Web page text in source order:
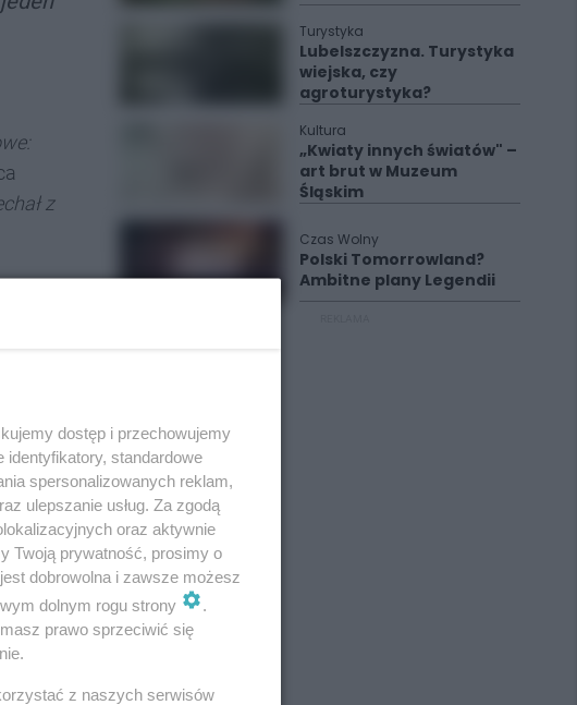
z
Turystyka
Lubelszczyzna. Turystyka
wiejska, czy
agroturystyka?
Kultura
„Kwiaty innych światów" –
art brut w Muzeum
Śląskim
Czas Wolny
Polski Tomorrowland?
Ambitne plany Legendii
dostęp i przechowujemy
identyfikatory, standardowe
spersonalizowanych reklam,
ulepszanie usług. Za zgodą
oraz aktywnie
Twoją prywatność, prosimy o
dobrowolna i zawsze możesz
dolnym rogu strony
.
prawo sprzeciwić się
z naszych serwisów